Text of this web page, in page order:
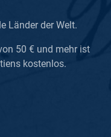
Länder der Welt.
50 € und mehr ist
kostenlos.